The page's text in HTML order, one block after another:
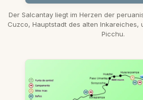
Der Salcantay liegt im Herzen der
Cuzco, Hauptstadt des alten Inkareiches,
Picchu.